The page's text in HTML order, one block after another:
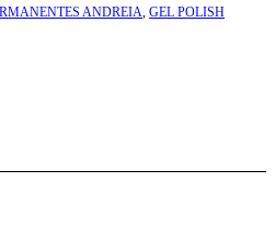
ANDREIA, GEL POLISH